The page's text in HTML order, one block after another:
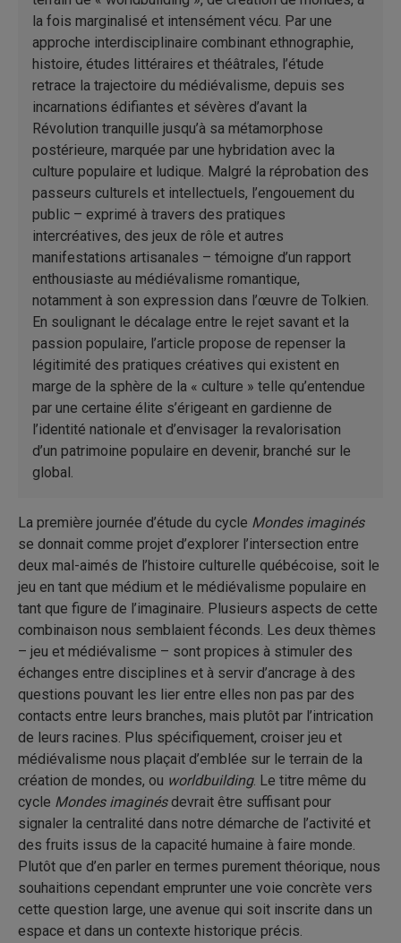
la fois marginalisé et intensément vécu. Par une
approche interdisciplinaire combinant ethnographie,
histoire, études littéraires et théâtrales, l’étude
retrace la trajectoire du médiévalisme, depuis ses
incarnations édifiantes et sévères d’avant la
Révolution tranquille jusqu’à sa métamorphose
postérieure, marquée par une hybridation avec la
culture populaire et ludique. Malgré la réprobation des
passeurs culturels et intellectuels, l’engouement du
public – exprimé à travers des pratiques
intercréatives, des jeux de rôle et autres
manifestations artisanales – témoigne d’un rapport
enthousiaste au médiévalisme romantique,
notamment à son expression dans l’œuvre de Tolkien.
En soulignant le décalage entre le rejet savant et la
passion populaire, l’article propose de repenser la
légitimité des pratiques créatives qui existent en
marge de la sphère de la « culture » telle qu’entendue
par une certaine élite s’érigeant en gardienne de
l’identité nationale et d’envisager la revalorisation
d’un patrimoine populaire en devenir, branché sur le
global.
La première journée d’étude du cycle Mondes imaginés
se donnait comme projet d’explorer l’intersection entre
deux mal-aimés de l’histoire culturelle québécoise, soit le
jeu en tant que médium et le médiévalisme populaire en
tant que figure de l’imaginaire. Plusieurs aspects de cette
combinaison nous semblaient féconds. Les deux thèmes
– jeu et médiévalisme – sont propices à stimuler des
échanges entre disciplines et à servir d’ancrage à des
questions pouvant les lier entre elles non pas par des
contacts entre leurs branches, mais plutôt par l’intrication
de leurs racines. Plus spécifiquement, croiser jeu et
médiévalisme nous plaçait d’emblée sur le terrain de la
création de mondes, ou worldbuilding. Le titre même du
cycle Mondes imaginésdevrait être suffisant pour
signaler la centralité dans notre démarche de l’activité et
des fruits issus de la capacité humaine à faire monde.
Plutôt que d’en parler en termes purement théorique, nous
souhaitions cependant emprunter une voie concrète vers
cette question large, une avenue qui soit inscrite dans un
espace et dans un contexte historique précis.